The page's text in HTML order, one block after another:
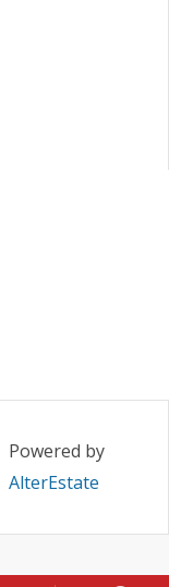
Powered by
AlterEstate